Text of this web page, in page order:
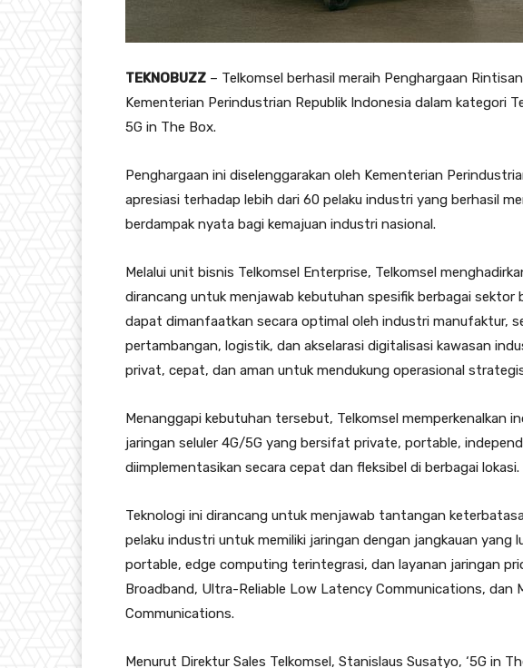
TEKNOBUZZ – Telkomsel berhasil meraih Penghargaan
Kementerian Perindustrian Republik Indonesia dalam kategori
5G in The Box.
Penghargaan ini diselenggarakan oleh Kementerian
apresiasi terhadap lebih dari 60 pelaku industri yang berhasil
berdampak nyata bagi kemajuan industri nasional.
Melalui unit bisnis Telkomsel Enterprise, Telkomsel
dirancang untuk menjawab kebutuhan spesifik berbagai sektor
dapat dimanfaatkan secara optimal oleh industri manufaktur,
pertambangan, logistik, dan akselarasi digitalisasi kawasan
privat, cepat, dan aman untuk mendukung operasional
Menanggapi kebutuhan tersebut, Telkomsel memperkenalkan
jaringan seluler 4G/5G yang bersifat private, portable,
diimplementasikan secara cepat dan fleksibel di berbagai lokasi.
Teknologi ini dirancang untuk menjawab tantangan
pelaku industri untuk memiliki jaringan dengan jangkauan yang
portable, edge computing terintegrasi, dan layanan jaringan
Broadband, Ultra-Reliable Low Latency Communications, dan
Communications.
Menurut Direktur Sales Telkomsel, Stanislaus Susatyo, ‘5G in